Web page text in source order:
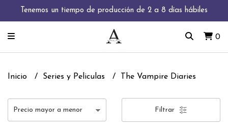
Tenemos un tiempo de producción de 2 a 8 días hábiles
0
Inicio Series y Peliculas The Vampire Diaries
Filtrar